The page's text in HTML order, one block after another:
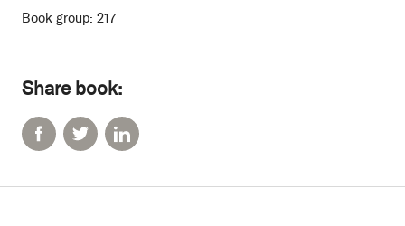
Share book:
Book group: 217